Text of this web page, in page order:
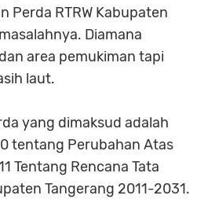
Perda RTRW Kabupaten
Diamana
area pemukiman tapi
laut.
yang dimaksud adalah
tentang Perubahan Atas
Tentang Rencana Tata
Tangerang 2011-2031.